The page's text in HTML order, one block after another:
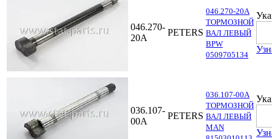
046.270-
20A
PETERS
046.270-20A
ТОРМОЗНОЙ
ВАЛ ЛЕВЫЙ
BPW
0509705134
036.107-
00A
PETERS
036.107-00A
ТОРМОЗНОЙ
ВАЛ ЛЕВЫЙ
MAN